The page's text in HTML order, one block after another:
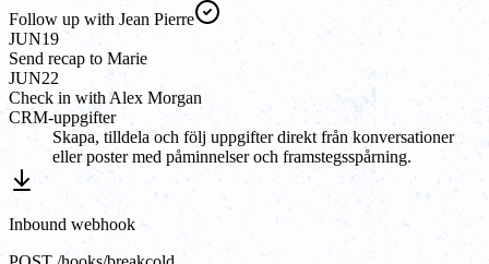
Follow up with Jean Pierre
JUN19
Send recap to Marie
JUN22
Check in with Alex Morgan
CRM-uppgifter
Skapa, tilldela och följ uppgifter direkt från konversationer
eller poster med påminnelser och framstegsspårning.
Inbound webhook